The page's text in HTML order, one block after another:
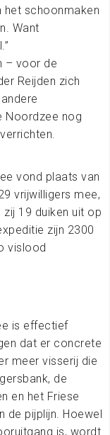
schoonmaken
Want
– voor de
Reijden zich
Noordzee nog
vond plaats van
vrijwilligers mee,
19 duiken uit op
zijn 2300
vislood
is effectief
dat er concrete
meer visserij die
de
en het Friese
de pijplijn. Hoewel
is, wordt